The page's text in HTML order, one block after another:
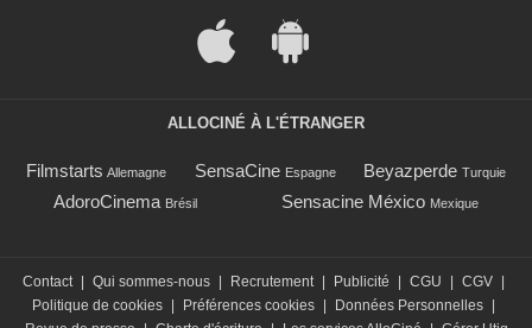
ALLOCINÉ À L'ÉTRANGER
Filmstarts Allemagne SensaCine Espagne Beyazperde Turquie
AdoroCinema Brésil Sensacine México Mexique
Contact Qui sommes-nous Recrutement Publicité CGU CGV
Politique de cookies
Préférences cookies Données Personnelles